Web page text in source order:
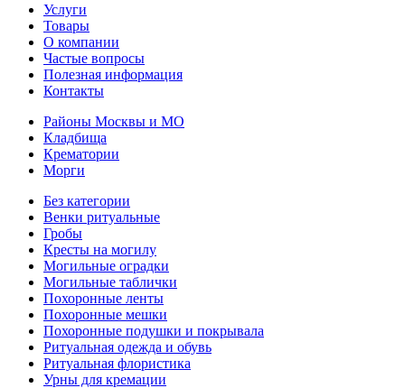
Услуги
Товары
О компании
Частые вопросы
Полезная информация
Контакты
Районы Москвы и МО
Кладбища
Крематории
Морги
Без категории
Венки ритуальные
Гробы
Кресты на могилу
Могильные оградки
Могильные таблички
Похоронные ленты
Похоронные мешки
Похоронные подушки и покрывала
Ритуальная одежда и обувь
Ритуальная флористика
Урны для кремации